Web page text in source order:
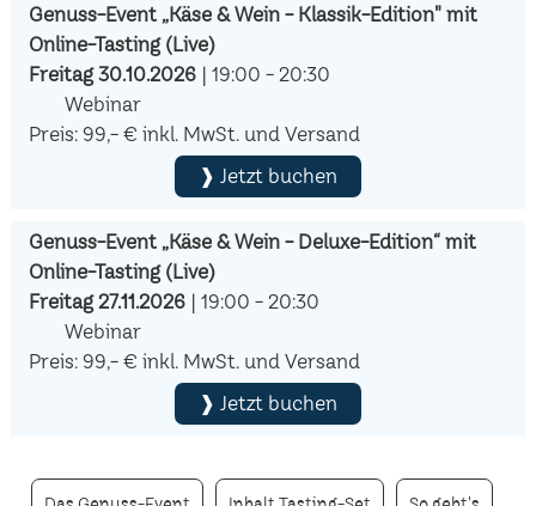
Genuss-Event „Käse & Wein - Klassik-Edition" mit
Online-Tasting (Live)
Freitag 30.10.2026| 19:00 - 20:30
Webinar
Preis: 99,- € inkl. MwSt. und Versand
❱ Jetzt buchen
Genuss-Event „Käse & Wein - Deluxe-Edition“ mit
Online-Tasting (Live)
Freitag 27.11.2026| 19:00 - 20:30
Webinar
Preis: 99,- € inkl. MwSt. und Versand
❱ Jetzt buchen